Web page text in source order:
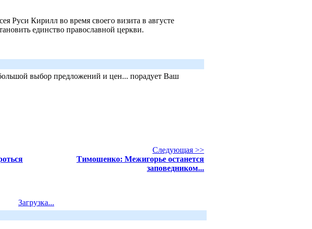
Руси Кирилл во время своего визита в августе
единство православной церкви.
выбор предложений и цен... порадует Ваш
Следующая >>
Тимошенко: Межигорье останется
заповедником...
Загрузка...